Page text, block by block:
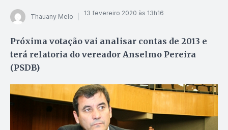
Thauany Melo 13 fevereiro 2020 às 13h16
Próxima votação vai analisar contas de 2013 e
terá relatoria do vereador Anselmo Pereira
(PSDB)